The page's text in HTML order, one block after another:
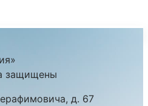
защищены
д. 67